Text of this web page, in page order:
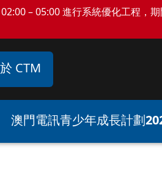
– 05:00 進行系統優化工程，
CTM
澳門電訊青少年成長計劃